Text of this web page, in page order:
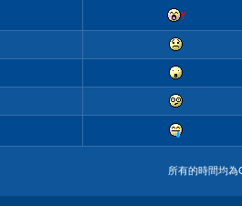
所有的時間均為